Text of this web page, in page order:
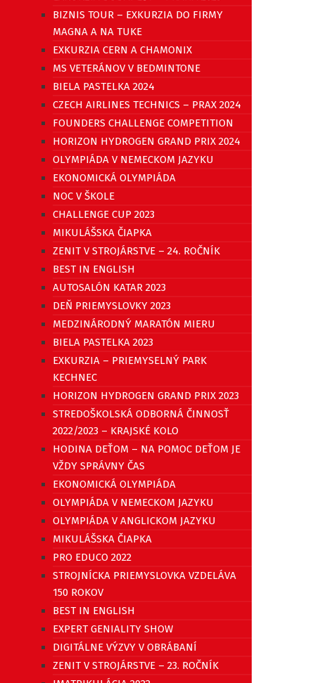
BIZNIS TOUR – EXKURZIA DO FIRMY
MAGNA A NA TUKE
EXKURZIA CERN A CHAMONIX
MS VETERÁNOV V BEDMINTONE
BIELA PASTELKA 2024
CZECH AIRLINES TECHNICS – PRAX 2024
FOUNDERS CHALLENGE COMPETITION
HORIZON HYDROGEN GRAND PRIX 2024
OLYMPIÁDA V NEMECKOM JAZYKU
EKONOMICKÁ OLYMPIÁDA
NOC V ŠKOLE
CHALLENGE CUP 2023
MIKULÁŠSKA ČIAPKA
ZENIT V STROJÁRSTVE – 24. ROČNÍK
BEST IN ENGLISH
AUTOSALÓN KATAR 2023
DEŇ PRIEMYSLOVKY 2023
MEDZINÁRODNÝ MARATÓN MIERU
BIELA PASTELKA 2023
EXKURZIA – PRIEMYSELNÝ PARK
KECHNEC
HORIZON HYDROGEN GRAND PRIX 2023
STREDOŠKOLSKÁ ODBORNÁ ČINNOSŤ
2022/2023 – KRAJSKÉ KOLO
HODINA DEŤOM – NA POMOC DEŤOM JE
VŽDY SPRÁVNY ČAS
EKONOMICKÁ OLYMPIÁDA
OLYMPIÁDA V NEMECKOM JAZYKU
OLYMPIÁDA V ANGLICKOM JAZYKU
MIKULÁŠSKA ČIAPKA
PRO EDUCO 2022
STROJNÍCKA PRIEMYSLOVKA VZDELÁVA
150 ROKOV
BEST IN ENGLISH
EXPERT GENIALITY SHOW
DIGITÁLNE VÝZVY V OBRÁBANÍ
ZENIT V STROJÁRSTVE – 23. ROČNÍK